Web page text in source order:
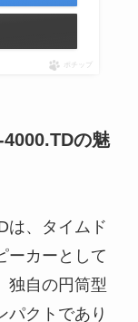
ポチップ
4000.TDの魅
は、タイムド
ーカーとして
独自の円筒型
パクトであり